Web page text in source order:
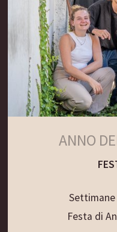
ANNO
Settimane
Festa di